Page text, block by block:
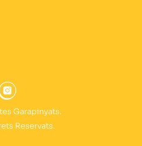
Garapinyats.
Reservats.